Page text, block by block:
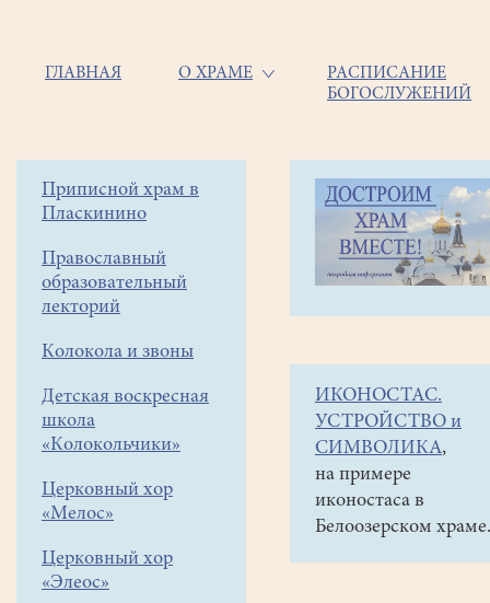
Основная
ГЛАВНАЯ О ХРАМЕ
РАСПИСАНИЕ
БОГОСЛУЖЕНИЙ
Боковое
меню
Приписной храм в
Пласкинино
Православный
образовательный
лекторий
Колокола и звоны
Детская воскресная
школа
«Колокольчики»
Церковный хор
«Мелос»
Церковный хор
«Элеос»
Строка
навигации
Объявления
Спасибо
принял
участие
субботнике!!
ИКОНОСТАС.
УСТРОЙСТВО и
СИМВОЛИКА,
на примере
иконостаса в
Белоозерском храме.